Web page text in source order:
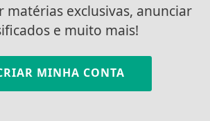
matérias exclusivas, anunciar
e muito mais!
MINHA CONTA